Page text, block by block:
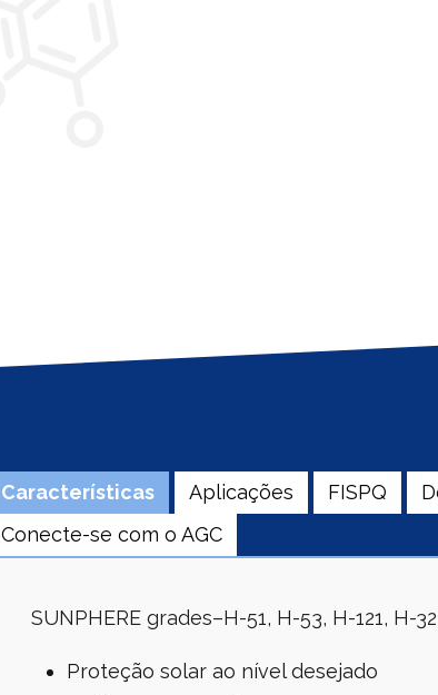
Características Aplicações FISPQ
Conecte-se com o AGC
SUNPHERE grades–H-51, H-53, H-121, H-
Proteção solar ao nível desejado